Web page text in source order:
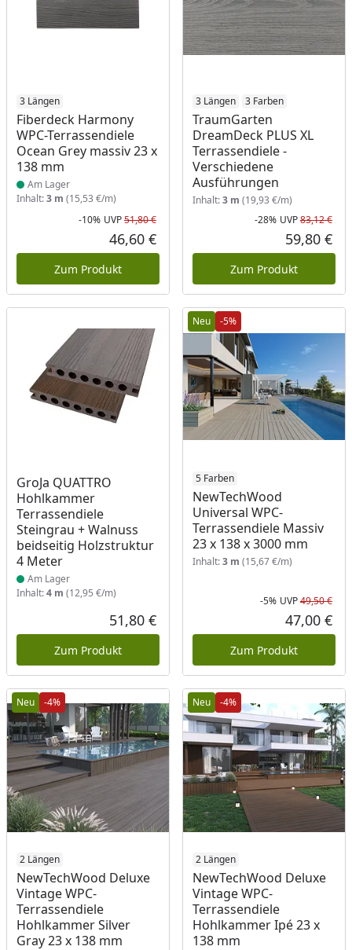
3 Längen
Fiberdeck Harmony
WPC-Terrassendiele
Ocean Grey massiv 23 x
138 mm
Produkt am Lager
Am Lager
Inhalt:3 m (15,53 €/m)
Rabatt in Prozent
-10%
Ursprünglicher Preis
UVP51,80 €
Aktueller Preis
46,60 €
Zum Produkt
3 Längen 3 Farben
TraumGarten
DreamDeck PLUS XL
Terrassendiele -
Verschiedene
Ausführungen
Inhalt:3 m (19,93 €/m)
-28% UVP83,12 €
59,80 €
Zum Produkt
GroJa QUATTRO
Hohlkammer
Terrassendiele
Steingrau + Walnuss
beidseitig Holzstruktur
4 Meter
Produkt am Lager
Am Lager
Inhalt:4 m (12,95 €/m)
Aktueller Preis
51,80 €
Zum Produkt
Neu -5%
5 Farben
NewTechWood
Universal WPC-
Terrassendiele Massiv
23 x 138 x 3000 mm
Inhalt:3 m (15,67 €/m)
-5% UVP49,50 €
47,00 €
Zum Produkt
Neu -4%
2 Längen
NewTechWood Deluxe
Vintage WPC-
Terrassendiele
Hohlkammer Silver
Gray 23 x 138 mm
Neu -4%
2 Längen
NewTechWood Deluxe
Vintage WPC-
Terrassendiele
Hohlkammer Ipé 23 x
138 mm